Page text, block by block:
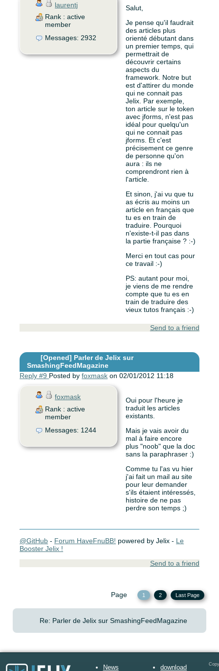
laurentj
Rank : active
member
Messages: 2932
Salut,
Je pense qu'il faudrait
des articles plus
orienté débutant dans
un premier temps, qui
permettrait de
découvrir certains
aspects du
framework. Notre but
est d'attirer du monde
qui ne connait pas
Jelix. Par exemple,
ton article sur le token
avec jforms, n'est pas
idéal pour quelqu'un
qui ne connait pas
jforms. Et c'est
précisement ce genre
de personne qu'on
aura : ils ne
comprendront rien à
l'article.
Et sinon, j'ai vu que tu
as écris au moins un
article en français que
tu es en train de
traduire. Pourquoi
n'existe-t-il pas dans
la partie française ? :-)
Merci en tout cas pour
ce travail :-)
PS: autant pour moi,
je viens de me rendre
compte que tu es en
train de traduire des
vieux tutos français :-)
Send to a friend
[Opened] Parler de Jelix sur
SmashingFeedMagazine
Reply #9 Posted byfoxmask on 02/01/2012 11:18
foxmask
Rank : active
member
Messages: 1244
Oui pour l'heure je
traduit les articles
existants.
Mais je vais avoir du
mal à faire encore
plus "noob" que la doc
sans la paraphraser :)
Comme tu l'as vu hier
j'ai fait un mail au site
pour leur demander
s'ils étaient intéressés,
histoire de ne pas
perdre son temps ;)
@GitHub - Forum HaveFnuBB! powered by Jelix - Le
Booster Jelix !
Send to a friend
Page 1 2 Last Page
Re: Parler de Jelix sur SmashingFeedMagazine
News
download